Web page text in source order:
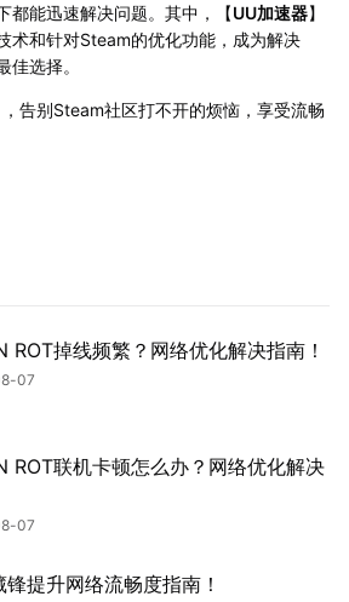
都能迅速解决问题。其中，【UU加速器】
术和针对Steam的优化功能，成为解决
选择。
，告别Steam社区打不开的烦恼，享受流畅
ROT掉线频繁？网络优化解决指南！
07
ROT联机卡顿怎么办？网络优化解决
07
锋提升网络流畅度指南！